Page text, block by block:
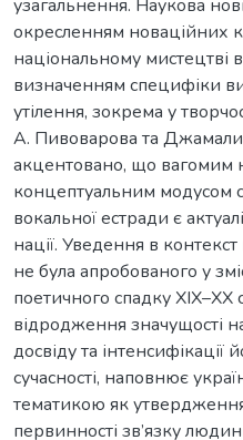
узагальнення. Наукова
окресленням новаційних
національному мистецтві
визначенням специфіки
утілення, зокрема у
А. Пивоварова та Джамали.
акцентовано, що вагомим
концептуальним модусом
вокальної естради є
нації. Уведення в
не була апробованого у
поетичного спадку XIX–XX
відродження значущості
досвіду та інтенсифікації
сучасності, наповнює
тематикою як утвердження
первинності зв’язку